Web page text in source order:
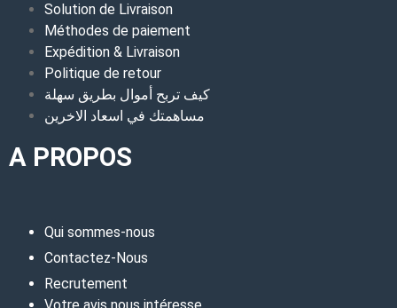
Solution de Livraison
Méthodes de paiement
Expédition & Livraison
Politique de retour
كيف تربح أموال بطريق سهلة
مساهمتك في اسعاد الاخرين
A PROPOS
Qui sommes-nous
Contactez-Nous
Recrutement